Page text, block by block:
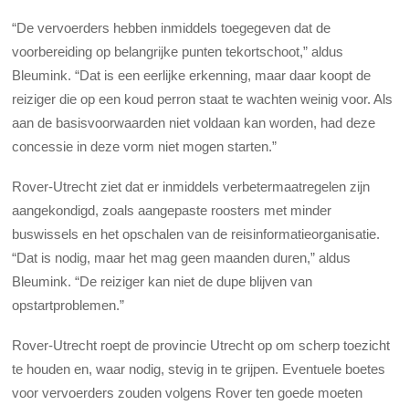
“De vervoerders hebben inmiddels toegegeven dat de
voorbereiding op belangrijke punten tekortschoot,” aldus
Bleumink. “Dat is een eerlijke erkenning, maar daar koopt de
reiziger die op een koud perron staat te wachten weinig voor. Als
aan de basisvoorwaarden niet voldaan kan worden, had deze
concessie in deze vorm niet mogen starten.”
Rover-Utrecht ziet dat er inmiddels verbetermaatregelen zijn
aangekondigd, zoals aangepaste roosters met minder
buswissels en het opschalen van de reisinformatieorganisatie.
“Dat is nodig, maar het mag geen maanden duren,” aldus
Bleumink. “De reiziger kan niet de dupe blijven van
opstartproblemen.”
Rover-Utrecht roept de provincie Utrecht op om scherp toezicht
te houden en, waar nodig, stevig in te grijpen. Eventuele boetes
voor vervoerders zouden volgens Rover ten goede moeten